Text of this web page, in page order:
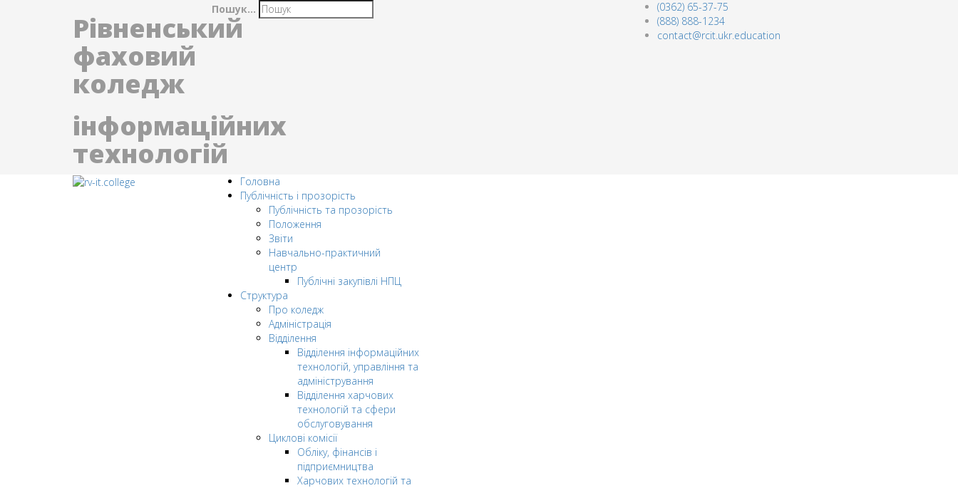
Рівненський
фаховий
коледж
інформаційних
технологій
Пошук...
(0362) 65-37-75
(888) 888-1234
contact@rcit.ukr.education
Головна
Публічність і прозорість
Публічність та прозорість
Положення
Звіти
Навчально-практичний
центр
Публічні закупівлі НПЦ
Структура
Про коледж
Адміністрація
Відділення
Відділення інформаційних
технологій, управління та
адміністрування
Відділення харчових
технологій та сфери
обслуговування
Циклові комісії
Обліку, фінансів і
підприємництва
Харчових технологій та